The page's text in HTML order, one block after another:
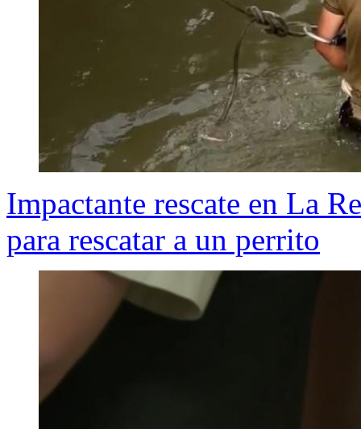
Impactante rescate en La
para rescatar a un perrito